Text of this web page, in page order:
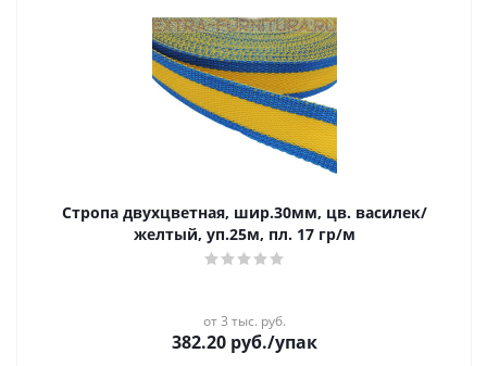
Стропа двухцветная, шир.30мм, цв. василек/
желтый, уп.25м, пл. 17 гр/м
от 3 тыс. руб.
382.20 руб./упак